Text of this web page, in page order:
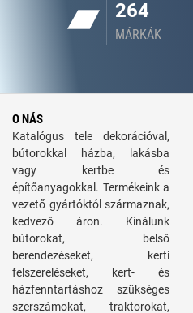
264
MÁRKÁK
O NÁS
Katalógus tele dekorációval,
bútorokkal házba, lakásba
vagy kertbe és
építőanyagokkal. Termékeink a
vezető gyártóktól származnak,
kedvező áron. Kínálunk
bútorokat, belső
berendezéseket, kerti
felszereléseket, kert- és
házfenntartáshoz szükséges
szerszámokat, traktorokat,